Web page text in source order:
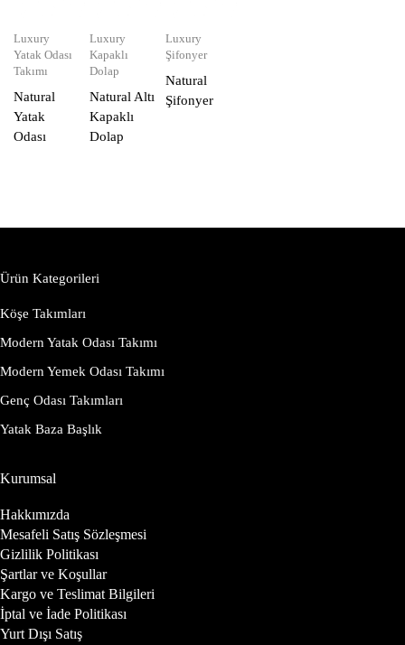
Luxury
Yatak Odası
Takımı
Natural
Yatak
Odası
Luxury
Kapaklı
Dolap
Natural Altı
Kapaklı
Dolap
Luxury
Şifonyer
Natural
Şifonyer
Ürün Kategorileri
Köşe Takımları
Modern Yatak Odası Takımı
Modern Yemek Odası Takımı
Genç Odası Takımları
Yatak Baza Başlık
Kurumsal
Hakkımızda
Mesafeli Satış Sözleşmesi
Gizlilik Politikası
Şartlar ve Koşullar
Kargo ve Teslimat Bilgileri
İptal ve İade Politikası
Yurt Dışı Satış